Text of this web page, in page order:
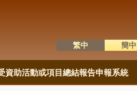
語系切換
繁中 簡中
資助活動或項目總結報告申報系統